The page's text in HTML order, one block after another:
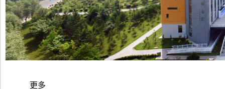
更多